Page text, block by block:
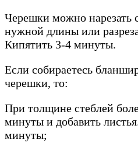
Черешки можно нарезать
нужной длины или
Кипятить 3-4 минуты.
Если собираетесь
черешки, то:
При толщине стеблей
минуты и добавить
минуты;